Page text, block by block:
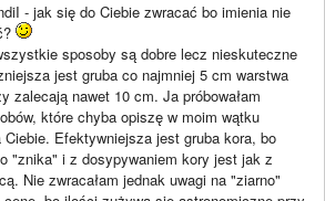
- jak się do Ciebie zwracać bo imienia nie
sposoby są dobre lecz nieskuteczne
jest gruba co najmniej 5 cm warstwa
zalecają nawet 10 cm. Ja próbowałam
które chyba opiszę w moim wątku
Ciebie. Efektywniejsza jest gruba kora, bo
"znika" i z dosypywaniem kory jest jak z
Nie zwracałam jednak uwagi na "ziarno"